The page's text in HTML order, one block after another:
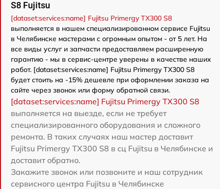
S8 Fujitsu
[dataset:services:name] Fujitsu Primergy TX300 S8
выполняется в нашем специализированном сервисе Fujitsu
в Челябинске мастерами с огромным опытом - от 5 лет. На
все виды услуг и запчасти предоставляем расширенную
гарантию - мы в сервис-центре уверены в качестве наших
работ. [dataset:services:name] Fujitsu Primergy TX300 S8
будет стоить на -15% дешевле при оформлении заказа на
сайте через звонок или форму обратной связи.
[dataset:services:name] Fujitsu Primergy TX300 S8
выполняется на выезде, если не требует
специализированного оборудования и сложного
ремонта. В таких случаях наш мастер доставит
Fujitsu Primergy TX300 S8 в сц Fujitsu в Челябинске и
доставит обратно.
Закажите звонок или позвоните и наш сотрудник
сервисного центра Fujitsu в Челябинске